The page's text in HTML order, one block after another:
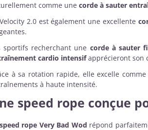
comme une corde à sauter
2.0 est également une excellente
sportifs recherchant une corde à sauter
cardio intensifapprécieront son
à sa rotation rapide, elle excelle
à haute intensité.
speed rope conçue
speed rope Very Bad Wod répond